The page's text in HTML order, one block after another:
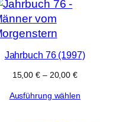
Jahrbuch 76 (1997)
15,00€– 20,00€
Ausführung wählen